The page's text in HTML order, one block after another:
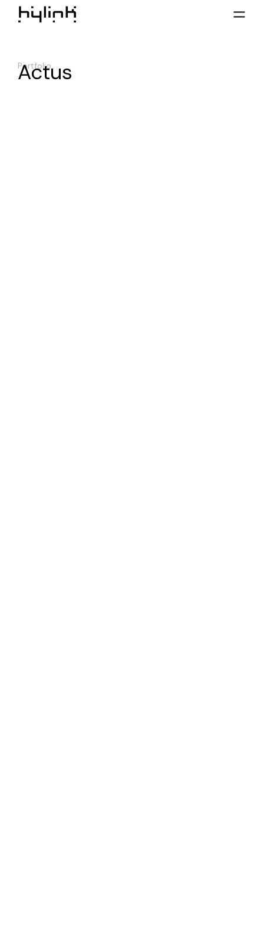
Actus
Portfolio